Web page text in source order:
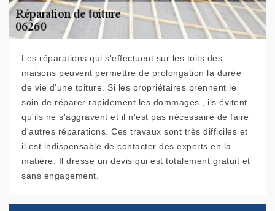
Les réparations qui s'effectuent sur les toits des
maisons peuvent permettre de prolongation la durée
de vie d'une toiture. Si les propriétaires prennent le
soin de réparer rapidement les dommages , ils évitent
qu'ils ne s'aggravent et il n'est pas nécessaire de faire
d'autres réparations. Ces travaux sont très difficiles et
il est indispensable de contacter des experts en la
matière. Il dresse un devis qui est totalement gratuit et
sans engagement.